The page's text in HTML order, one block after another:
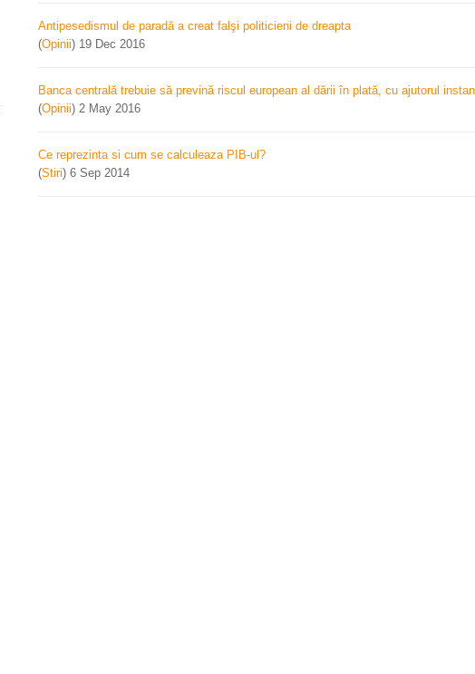
Antipesedismul de paradă a creat falşi politicieni de dreapta
(Opinii) 19 Dec 2016
Banca centrală trebuie să prevină riscul european al dării în plată, cu ajutorul
(Opinii) 2 May 2016
Ce reprezinta si cum se calculeaza PIB-ul?
(Stiri) 6 Sep 2014